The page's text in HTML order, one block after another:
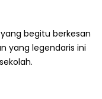
begitu berkesan
yang legendaris ini